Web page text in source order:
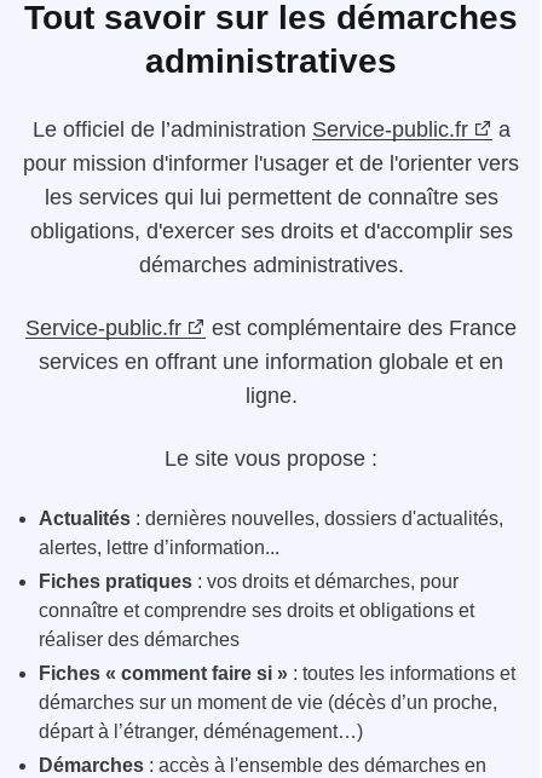
Tout savoir sur les démarches
administratives
Le officiel de l’administration Service-public.fr
a
pour mission d'informer l'usager et de l'orienter vers
les services qui lui permettent de connaître ses
obligations, d'exercer ses droits et d'accomplir ses
démarches administratives.
Service-public.fr
est complémentaire des France
services en offrant une information globale et en
ligne.
Le site vous propose :
Actualités : dernières nouvelles, dossiers d'actualités,
alertes, lettre d’information...
Fiches pratiques : vos droits et démarches, pour
connaître et comprendre ses droits et obligations et
réaliser des démarches
Fiches « comment faire si » : toutes les informations et
démarches sur un moment de vie (décès d’un proche,
départ à l’étranger, déménagement…)
Démarches : accès à l'ensemble des démarches en